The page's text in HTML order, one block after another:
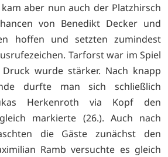
aber nun auch der Platzhirsch
von Benedikt Decker und
hoffen und setzten zumindest
Tarforst war im Spiel
wurde stärker. Nach knapp
durfte man sich schließlich
Herkenroth via Kopf den
markierte (26.). Auch nach
die Gäste zunächst den
Ramb versuchte es gleich